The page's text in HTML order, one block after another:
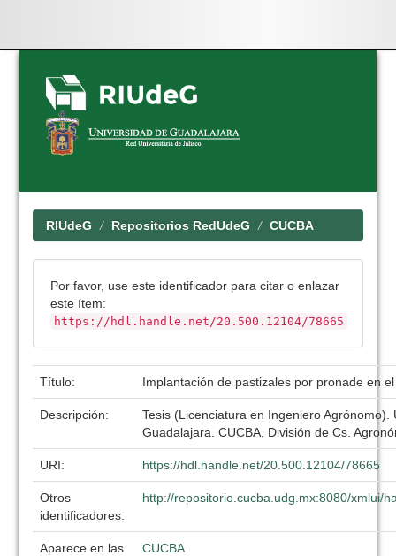
Skip
navigation
RIUdeG Repositorios RedUdeG CUCBA
Por favor, use este identificador para citar o enlazar
este ítem:
https://hdl.handle.net/20.500.12104/78665
Título: Implantación de pastizales por pronade en
Descripción:
Tesis (Licenciatura en Ingeniero Agrónomo).
Guadalajara. CUCBA, División de Cs.
URI: https://hdl.handle.net/20.500.12104/78665
Otros
identificadores:
http://repositorio.cucba.udg.mx:8080/xmlui/
Aparece en las
CUCBA